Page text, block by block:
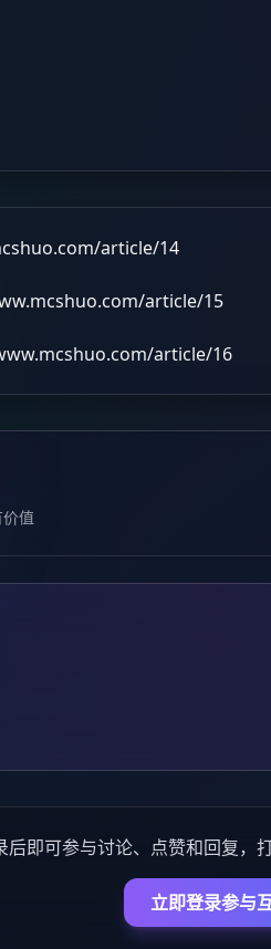
article/14
article/15
article/16
值
后即可参与讨论、点赞和回复，
立即登录参与